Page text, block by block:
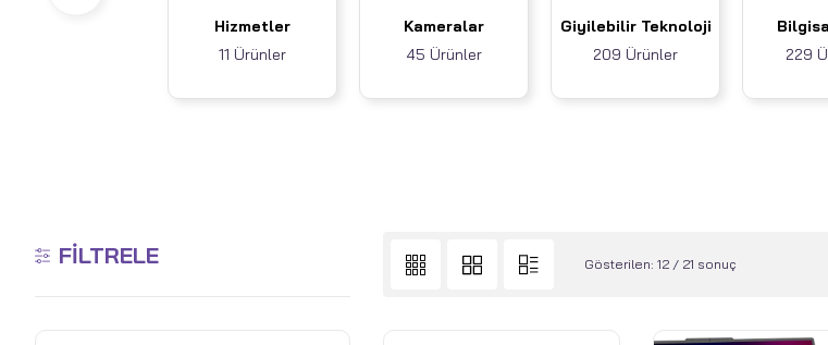
Hizmetler
11 Ürünler
Kameralar
45 Ürünler
Giyilebilir Teknoloji
209 Ürünler
229
FILTRELE Gösterilen: 12 / 21 sonuç